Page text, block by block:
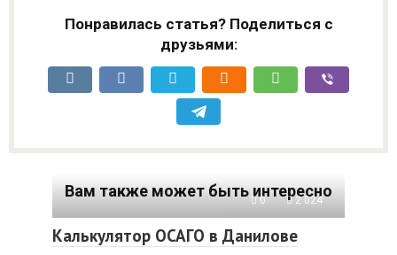
Понравилась статья? Поделиться с
друзьями:
Вам также может быть интересно
0 2 024
Калькулятор ОСАГО в Данилове